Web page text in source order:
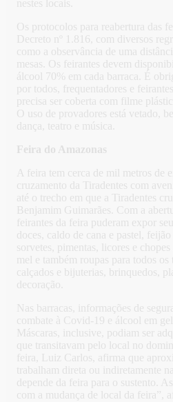
nestes locais.
Os protocolos para reabertura das
Decreto nº 1.816, com diversos
como a observância de uma
mesas. Os feirantes devem
álcool 70% em cada barraca. É
por todos, frequentadores e
precisa ser coberta com filme
O uso de provadores está vetado,
dança, teatro e música.
Feira do Amazonas
A feira tem cerca de mil metros de
cruzamento da Tiradentes com
até o trecho em que a Tiradentes
Benjamim Guimarães. Com a
feirantes da feira puderam expor
doces, caldo de cana e pastel,
sorvetes, pimentas, licores e
mel e também roupas para todos
calçados e bijuterias, brinquedos,
decoração.
Nas barracas, informações de
combate à Covid-19 e álcool em
Máscaras, inclusive, podiam ser
que transitavam pelo local no
feira, Luiz Carlos, afirma que
trabalham direta ou indiretamente
depende da feira para o sustento.
com a mudança de local da feira”,